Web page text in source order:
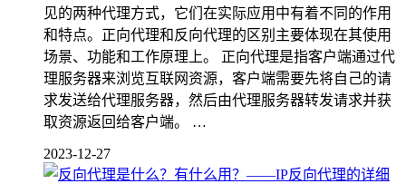
见的两种代理方式，它们在实际应用中有着不同的作用
和特点。正向代理和反向代理的区别主要体现在其使用
场景、功能和工作原理上。 正向代理是指客户端通过代
理服务器来浏览互联网资源，客户端需要先将自己的请
求发送给代理服务器，然后由代理服务器转发请求并获
取资源返回给客户端。 …
2023-12-27